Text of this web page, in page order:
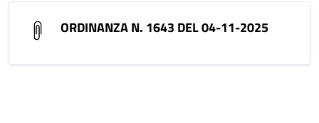
ORDINANZA N. 1643 DEL 04-11-2025